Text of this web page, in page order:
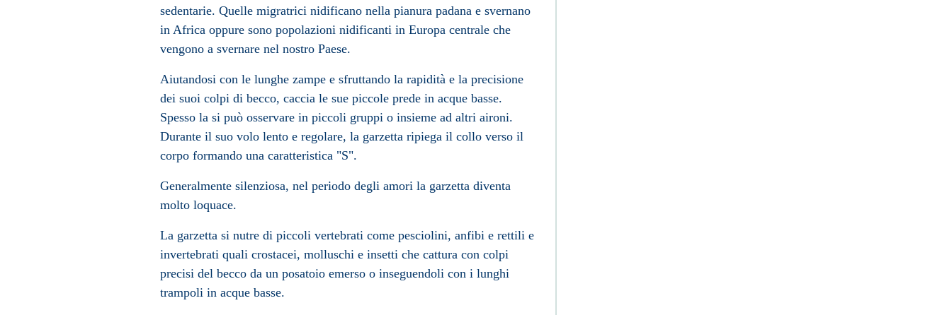
sedentarie. Quelle migratrici nidificano nella pianura padanae svernano
in Africa oppure sono popolazioni nidificanti in Europacentrale che
vengono a svernare nel nostro Paese.
Aiutandosi con le lunghe zampe e sfruttando la rapidità e la precisione
dei suoi colpi di becco, caccia le sue piccole prede in acque basse.
Spesso la si può osservare in piccoli gruppi o insieme ad altri aironi.
Durante il suo volo lento e regolare, la garzetta ripiega il collo verso il
corpo formando una caratteristica "S".
Generalmente silenziosa, nel periodo degli amori la garzetta diventa
molto loquace.
La garzetta si nutre di piccoli vertebraticome pesciolini, anfibie rettilie
invertebrati quali crostacei, molluschie insettiche cattura con colpi
precisi del becco da un posatoio emerso o inseguendoli con i lunghi
trampoli in acque basse.